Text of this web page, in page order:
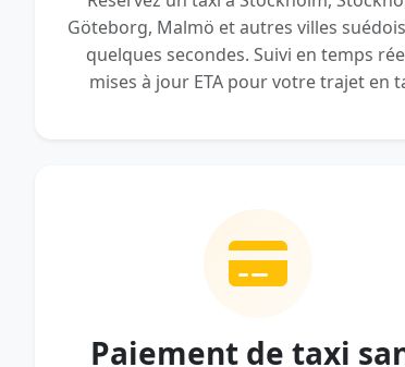
Göteborg, Malmö et autres villes
quelques secondes. Suivi en temps
mises à jour ETA pour votre trajet en
Paiement de taxi